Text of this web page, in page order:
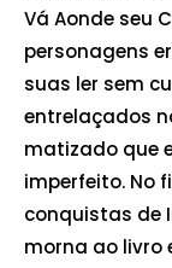
Vá Aonde seu
personagens
suas ler sem
entrelaçados
matizado que
imperfeito. No
conquistas de
morna ao livro